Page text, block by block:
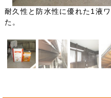
耐久性と防水性に優れた1液
た。